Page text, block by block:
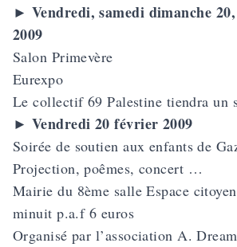
► Vendredi, samedi dimanche
2009
Salon Primevère
Eurexpo
Le collectif 69 Palestine tiendra un
► Vendredi 20 février 2009
Soirée de soutien aux enfants de
Projection, poêmes, concert …
Mairie du 8ème salle Espace
minuit p.a.f 6 euros
Organisé par l’association A.